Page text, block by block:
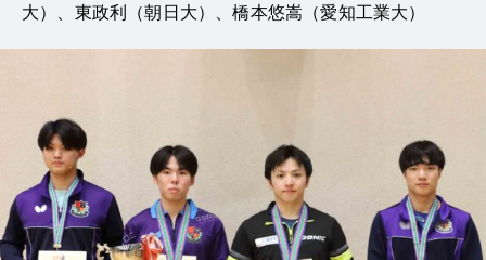
大）、東政利（朝日大）、橋本悠嵩（愛知工業大）